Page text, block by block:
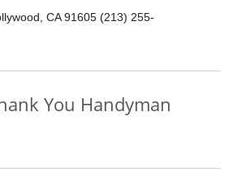
CA 91605 (213) 255-
You Handyman